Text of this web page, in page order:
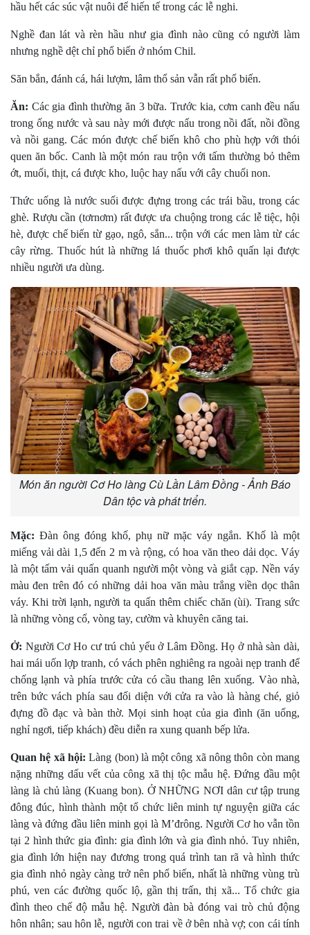
hầu hết các súc vật nuôi để hiến tế trong các lễ nghi.
Nghề đan lát và rèn hầu như gia đình nào cũng có người làm
nhưng nghề dệt chỉ phổ biến ở nhóm Chil.
Săn bắn, đánh cá, hái lượm, lâm thổ sản vẫn rất phổ biến.
Ăn: Các gia đình thường ăn 3 bữa. Trước kia, cơm canh đều nấu
trong ống nước và sau này mới được nấu trong nồi đất, nồi đồng
và nồi gang. Các món được chế biến khô cho phù hợp với thói
quen ăn bốc. Canh là một món rau trộn với tấm thường bỏ thêm
ớt, muối, thịt, cá được kho, luộc hay nấu với cây chuối non.
Thức uống là nước suối được đựng trong các trái bầu, trong các
ghè. Rượu cần (tơrnơm) rất được ưa chuộng trong các lễ tiệc, hội
hè, được chế biến từ gạo, ngô, sắn... trộn với các men làm từ các
cây rừng. Thuốc hút là những lá thuốc phơi khô quấn lại được
nhiều người ưa dùng.
Món ăn người Cơ Ho làng Cù Lần Lâm Đồng - Ảnh Báo
Dân tộc và phát triển.
Mặc: Ðàn ông đóng khố, phụ nữ mặc váy ngắn. Khố là một
miếng vải dài 1,5 đến 2 m và rộng, có hoa văn theo dải dọc. Váy
là một tấm vải quấn quanh người một vòng và giắt cạp. Nền váy
màu đen trên đó có những dải hoa văn màu trắng viền dọc thân
váy. Khi trời lạnh, người ta quấn thêm chiếc chăn (ùi). Trang sức
là những vòng cổ, vòng tay, cườm và khuyên căng tai.
Ở: Người Cơ Ho cư trú chủ yếu ở Lâm Ðồng. Họ ở nhà sàn dài,
hai mái uốn lợp tranh, có vách phên nghiêng ra ngoài nẹp tranh để
chống lạnh và phía trước cửa có cầu thang lên xuống. Vào nhà,
trên bức vách phía sau đối diện với cửa ra vào là hàng ché, giỏ
đựng đồ đạc và bàn thờ. Mọi sinh hoạt của gia đình (ăn uống,
nghỉ ngơi, tiếp khách) đều diễn ra xung quanh bếp lửa.
Quan hệ xã hội:Làng (bon) là một công xã nông thôn còn mang
nặng những dấu vết của công xã thị tộc mẫu hệ. Ðứng đầu một
làng là chủ làng (Kuang bon). Ở NHỮNG NƠI dân cư tập trung
đông đúc, hình thành một tổ chức liên minh tự nguyện giữa các
làng và đứng đầu liên minh gọi là M’đrông. Người Cơ ho vẫn tồn
tại 2 hình thức gia đình: gia đình lớn và gia đình nhỏ. Tuy nhiên,
gia đình lớn hiện nay đương trong quá trình tan rã và hình thức
gia đình nhỏ ngày càng trở nên phổ biến, nhất là những vùng trù
phú, ven các đường quốc lộ, gần thị trấn, thị xã... Tổ chức gia
đình theo chế độ mẫu hệ. Người đàn bà đóng vai trò chủ động
hôn nhân; sau hôn lễ, người con trai về ở bên nhà vợ; con cái tính